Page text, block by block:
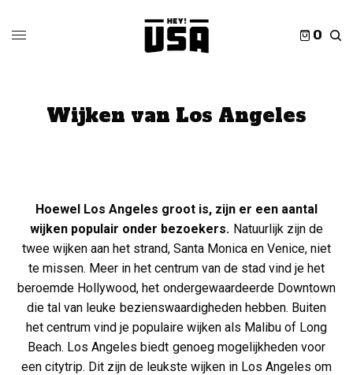
0
Wijken van Los Angeles
Hoewel Los Angeles groot is, zijn er een aantal
wijken populair onder bezoekers. Natuurlijk zijn de
twee wijken aan het strand, Santa Monica en Venice, niet
te missen. Meer in het centrum van de stad vind je het
beroemde Hollywood, het ondergewaardeerde Downtown
die tal van leuke bezienswaardigheden hebben. Buiten
het centrum vind je populaire wijken als Malibu of Long
Beach. Los Angeles biedt genoeg mogelijkheden voor
een citytrip. Dit zijn de leukste wijken in Los Angeles om